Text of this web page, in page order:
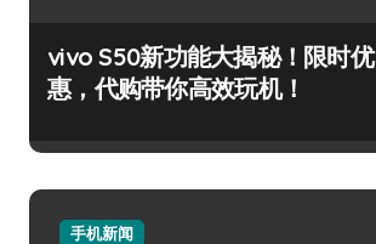
vivo S50新功能大揭秘！限时优
惠，代购带你高效玩机！
手机新闻